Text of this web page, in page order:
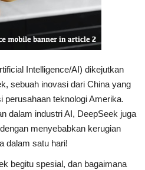
Intelligence/AI ) dikejutkan
, sebuah inovasi dari China yang
perusahaan teknologi Amerika.
dalam industri AI, DeepSeek juga
menyebabkan kerugian
dalam satu hari!
begitu spesial, dan bagaimana